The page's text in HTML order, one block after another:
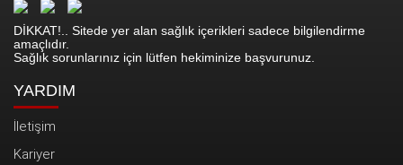
DİKKAT!.. Sitede yer alan sağlık içerikleri sadece bilgilendirme
amaçlıdır.
Sağlık sorunlarınız için lütfen hekiminize başvurunuz.
YARDIM
İletişim
Kariyer